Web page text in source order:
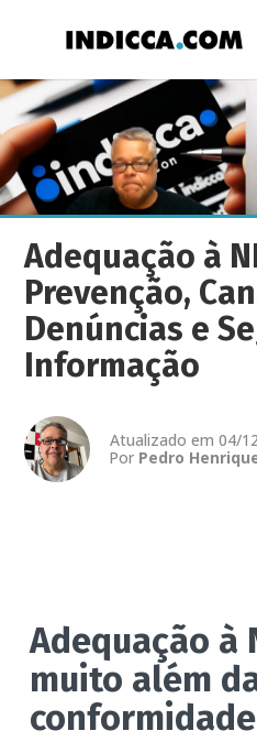
Adequação à
Prevenção,
Denúncias e
Informação
Atualizado em 04/
Por Pedro
Adequação à
muito além